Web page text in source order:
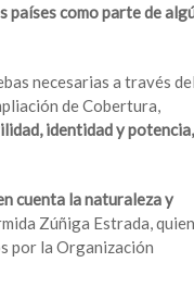
países como parte de
necesarias a través
de Cobertura,
identidad y potencia,
cuenta la naturaleza y
Zúñiga Estrada, quien
por la Organización